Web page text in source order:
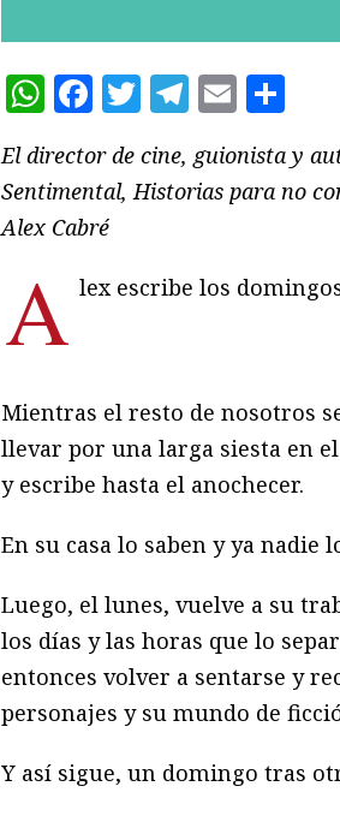
WhatsApp
Facebook
Twitter
Telegram
Email
El director de cine, guionista y
Sentimental, Historias para no
Alex Cabré
A lex escribe los
Mientras el resto de nosotros
llevar por una larga siesta en
y escribe hasta el anochecer.
En su casa lo saben y ya nadie
Luego, el lunes, vuelve a su
los días y las horas que lo
entonces volver a sentarse y
personajes y su mundo de
Y así sigue, un domingo tras